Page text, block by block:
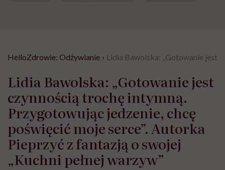
HelloZdrowie: Odżywianie › Lidia Bawolska: „Gotowanie jest
Lidia Bawolska: „Gotowanie jest
czynnością trochę intymną.
Przygotowując jedzenie, chcę
poświęcić moje serce”. Autorka
Pieprzyć z fantazją o swojej
„Kuchni pełnej warzyw”